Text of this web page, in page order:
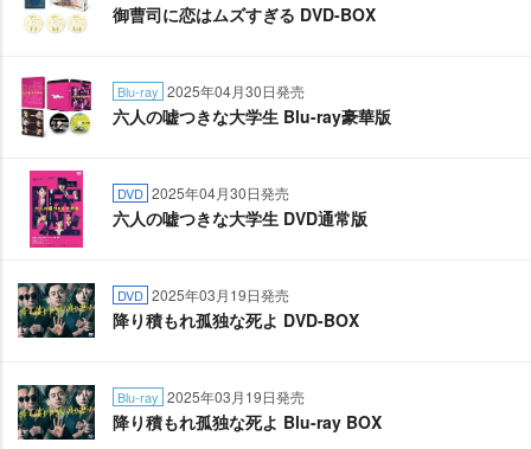
御曹司に恋はムズすぎる DVD-BOX
Blu-ray 2025年04月30日発売
六人の嘘つきな大学生 Blu-ray豪華版
DVD 2025年04月30日発売
六人の嘘つきな大学生 DVD通常版
DVD 2025年03月19日発売
降り積もれ孤独な死よ DVD-BOX
Blu-ray 2025年03月19日発売
降り積もれ孤独な死よ Blu-ray BOX